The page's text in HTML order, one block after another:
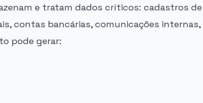
e tratam dados críticos: cadastros de
contas bancárias, comunicações internas,
pode gerar: